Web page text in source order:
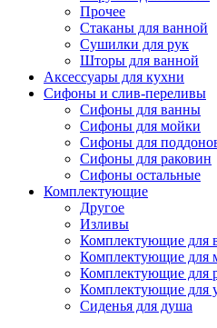
Прочее
Стаканы для ванной
Сушилки для рук
Шторы для ванной
Аксессуары для кухни
Сифоны и слив-переливы
Сифоны для ванны
Сифоны для мойки
Сифоны для
Сифоны для раковин
Сифоны остальные
Комплектующие
Другое
Изливы
Комплектующие для
Комплектующие для
Комплектующие для
Комплектующие для
Сиденья для душа